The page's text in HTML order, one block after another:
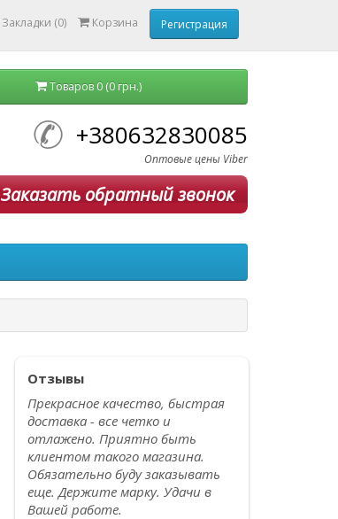
Закладки (0) Корзина Регистрация
Товаров 0 (0 грн.)
+380632830085
Оптовые цены Viber
Заказать обратный звонок
Отзывы
Прекрасное качество, быстрая
доставка - все четко и
отлажено. Приятно быть
клиентом такого магазина.
Обязательно буду заказывать
еще. Держите марку. Удачи в
Вашей работе.